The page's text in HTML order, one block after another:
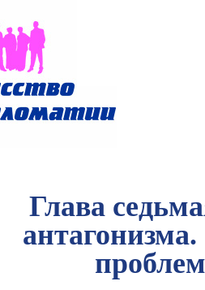
Глава